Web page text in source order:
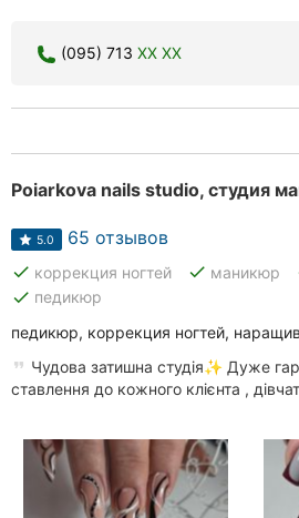
(095) 713 XX XX
5.0 65 отзывов
done коррекция ногтей done маникюр
done педикюр
педикюр, коррекция ногтей,
Чудова затишна студія✨ Дуже
ставлення до кожного клієнта ,